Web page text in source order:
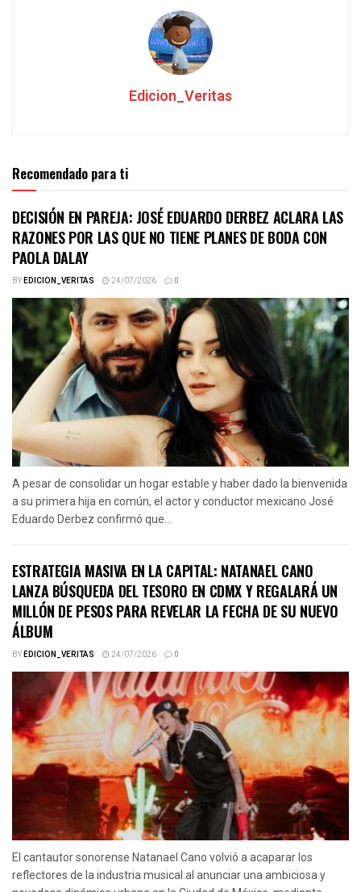
Edicion_Veritas
Recomendado para ti
DECISIÓN EN PAREJA: JOSÉ EDUARDO DERBEZ ACLARA LAS
RAZONES POR LAS QUE NO TIENE PLANES DE BODA CON
PAOLA DALAY
BYEDICION_VERITAS 24/07/2026 0
A pesar de consolidar un hogar estable y haber dado la bienvenida
a su primera hija en común, el actor y conductor mexicano José
Eduardo Derbez confirmó que...
ESTRATEGIA MASIVA EN LA CAPITAL: NATANAEL CANO
LANZA BÚSQUEDA DEL TESORO EN CDMX Y REGALARÁ UN
MILLÓN DE PESOS PARA REVELAR LA FECHA DE SU NUEVO
ÁLBUM
BYEDICION_VERITAS 24/07/2026 0
El cantautor sonorense Natanael Cano volvió a acaparar los
reflectores de la industria musical al anunciar una ambiciosa y